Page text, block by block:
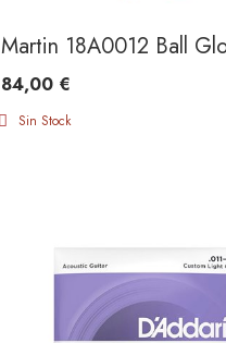
Martin 18A0012 Ball
84,00 €
Sin Stock